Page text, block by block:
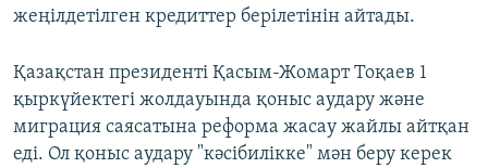
жеңілдетілген кредиттер берілетінін айтады.
Қазақстан президенті Қасым-Жомарт Тоқаев 1
қыркүйектегі жолдауында қоныс аудару және
миграция саясатына реформа жасау жайлы айтқан
еді. Ол қоныс аудару "кәсібилікке" мән беру керек